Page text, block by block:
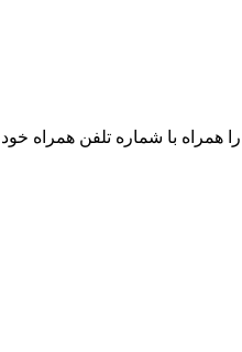
با شماره تلفن همراه